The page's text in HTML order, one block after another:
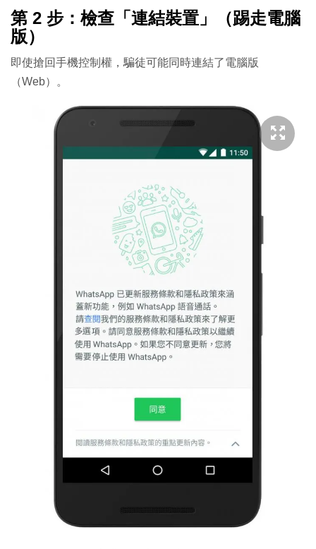
第 2 步：檢查「連結裝置」（踢走電腦
版）
即使搶回手機控制權，騙徒可能同時連結了電腦版
（Web）。